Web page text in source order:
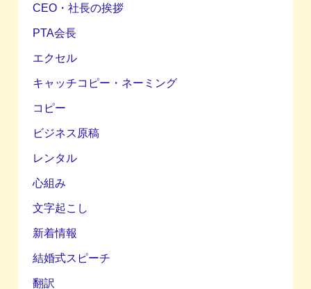
CEO・社長の挨拶
PTA会長
エクセル
キャッチコピー・ネーミング
コピー
ビジネス原稿
レンタル
心組み
文字起こし
新着情報
結婚式スピーチ
翻訳